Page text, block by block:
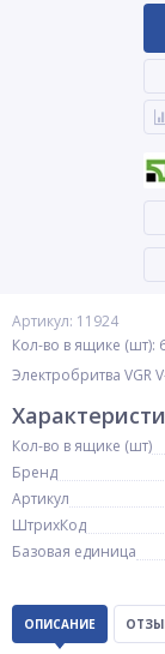
Артикул: 11924
Кол-во в ящике (шт):
Электробритва VGR
Кол-во в ящике (шт)
Бренд
Артикул
ШтрихКод
Базовая единица
ОПИСАНИЕ